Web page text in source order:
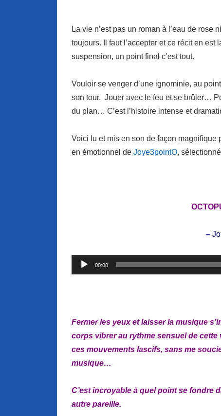
La vie n’est pas un roman à l’eau de rose
toujours. Il faut l’accepter et ce récit en
suspension, un point final c’est tout.
Vouloir se venger d’une ignominie, au
son tour. Jouer avec le feu et se brûler…
du plan… C’est l’histoire intense et
Voici lu et mis en son de façon magnifique
en émotionnel de Joye3pointO,
–
Lecteur
audio
00:00
Fermer les yeux et laisser la musique
corps vibrer au rythme sensuel de
ces mouvements lascifs, sans me
musique…
C’est incroyable à quel point se fondre
autre pareille.